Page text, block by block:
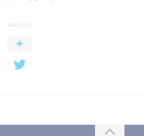
PARTAGER